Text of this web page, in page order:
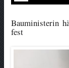
Bauministerin
fest